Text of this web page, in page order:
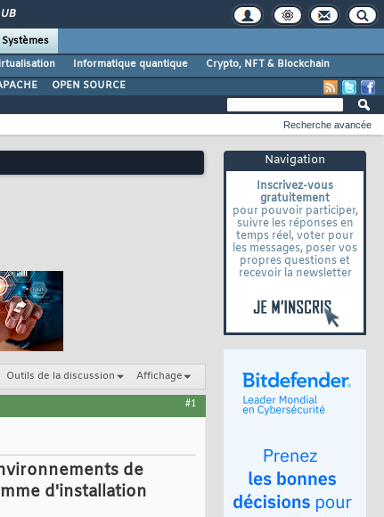
Systèmes
Informatique quantique
Crypto, NFT & Blockchain
OPEN SOURCE
Navigation
Inscrivez-vous
gratuitement
pour pouvoir participer,
suivre les réponses en
temps réel, voter pour
les messages, poser vos
propres questions et
recevoir la newsletter
Recherche avancée
Outils de la discussion Affichage
#1
de
d'installation